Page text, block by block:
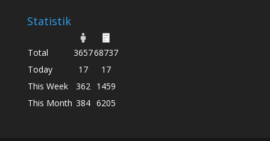
Statistik
Total 365768737
Today
17
17
This Week
362 1459
This Month 384 6205